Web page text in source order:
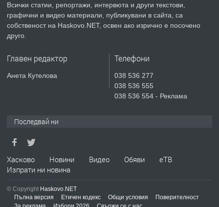
преди 4 дни
ПРЕДЛАГА
Продавам парцел в гр. Хасково кв.
СГЛОБЯВАНЕ НА МЕБЕЛИ.
ПРЕДЛАГА
№4119 Едностаен обзаведен
Всички статии, репортажи, интервюта и други текстови,
графични и видео материали, публикувани в сайта, са
собственост на Haskovo.NET, освен ако изрично е посочено
друго.
Главен редактор
Анета Кутелова
Телефони
038 536 277
038 536 555
038 536 554 - Реклама
Последвай ни
Хасково Новини Видео Обяви
еТВ
Изпрати ни новина
© Copyright Haskovo.NET
Пълна версия
Етичен кодекс Общи условия
Поверителност